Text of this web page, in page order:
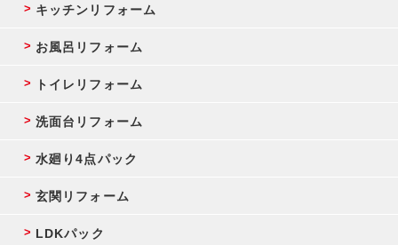
キッチンリフォーム
お風呂リフォーム
トイレリフォーム
洗面台リフォーム
水廻り4点パック
玄関リフォーム
LDKパック